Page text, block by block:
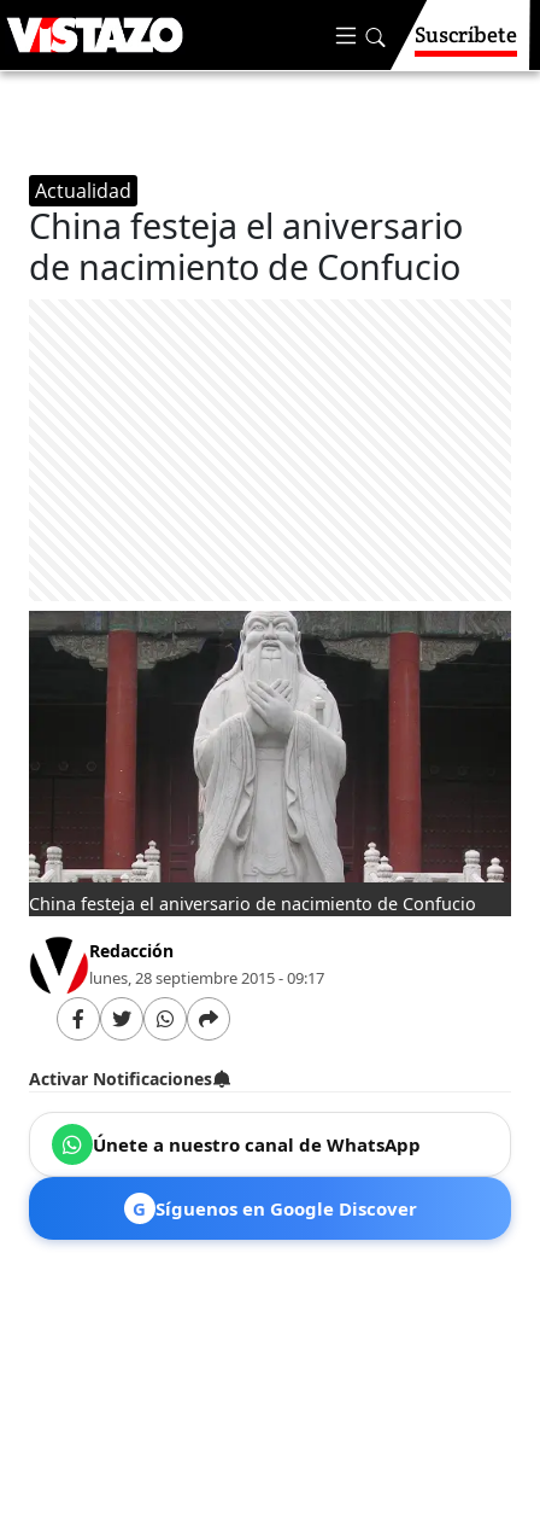
Suscríbete
Actualidad
China festeja el aniversario
de nacimiento de Confucio
China festeja el aniversario de nacimiento de Confucio
Redacción
lunes, 28 septiembre 2015 - 09:17
Activar Notificaciones
Únete a nuestro canal de WhatsApp
G Síguenos en Google Discover